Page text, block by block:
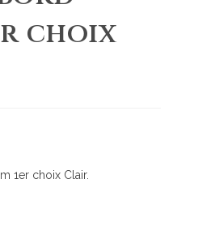
choix
1er choix Clair.